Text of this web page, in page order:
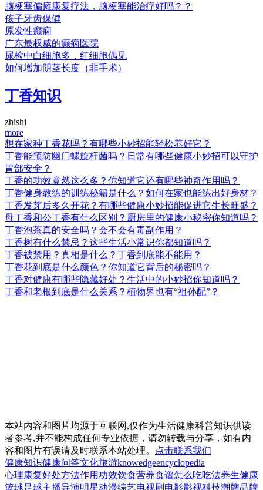
脑梗塞偏瘫康复疗法，脑梗塞能治疗好吗？？
孩子牙齿保健
原发性癫痫
广东最权威的癫痫医院
尿检中白细胞多，红细胞偶见
如何增加阴茎长度（非手术）
丁香知识
zhishi
more
想在家种丁香花吗？有哪些小妙招能轻松养好它？
丁香能预防幽门螺旋杆菌吗？日常有哪些健康小妙招可以守护
胃部安全？
丁香的功效竟然这么多？你知道它还有哪些神奇作用吗？
丁香健身教练的训练秘籍是什么？如何在家也能练出好身材？
丁香发芽后多久开花？有哪些健康小妙招能促进它生长旺盛？
母丁香和公丁香有什么区别？厨房里的健康小秘密你知道吗？
丁香泡茶真的安全吗？会不会有毒副作用？
丁香树有什么禁忌？这些生活小常识你都知道吗？
丁香被禁用？真相是什么？丁香到底能不能用？
丁香花到底是什么颜色？你知道它背后的秘密吗？
丁香对健康有哪些隐藏好处？生活中的小妙招你知道吗？
丁香和老根到底是什么关系？植物界也有“祖孙配”？
本站内容和图片均源于互联网,仅作为生活健康科普知识供读
者参考,并不能构成任何专业依据，请勿转载与分享，如有内
容和图片有误请及时联系本站处理。
点击联系我们
健康知识健康问答文化旅游knowedgeencyclopedia
心理康复好处方法作用功效饮食营养食谱怎么吃吃法养生健康
篮球足球主播导演明星动漫综艺电视剧 电影影视科技潮牌品牌